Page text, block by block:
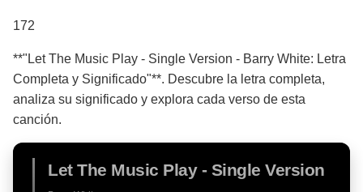
172
**"Let The Music Play - Single Version - Barry White: Letra
Completa y Significado"**. Descubre la letra completa,
analiza su significado y explora cada verso de esta
canción.
Let The Music Play - Single Version